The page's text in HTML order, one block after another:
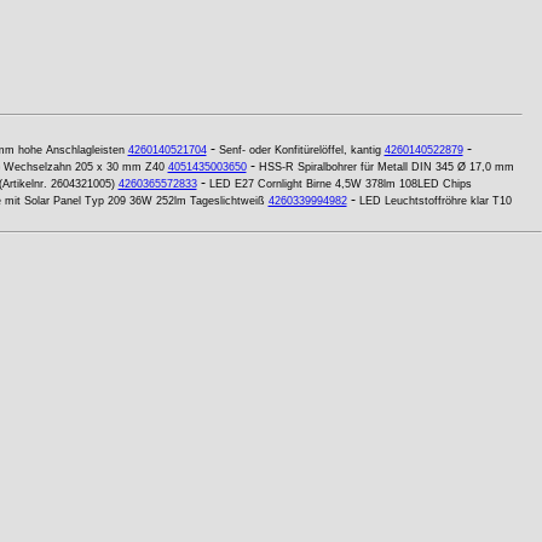
hohe Anschlagleisten 4260140521704- Senf- oder Konfitürelöffel, kantig 4260140522879-
205 x 30 mm Z40 4051435003650- HSS-R Spiralbohrer für Metall DIN 345 Ø 17,0 mm
2604321005) 4260365572833- LED E27 Cornlight Birne 4,5W 378lm 108LED Chips
mit Solar Panel Typ 209 36W 252lm Tageslichtweiß 4260339994982- LED Leuchtstoffröhre klar T10